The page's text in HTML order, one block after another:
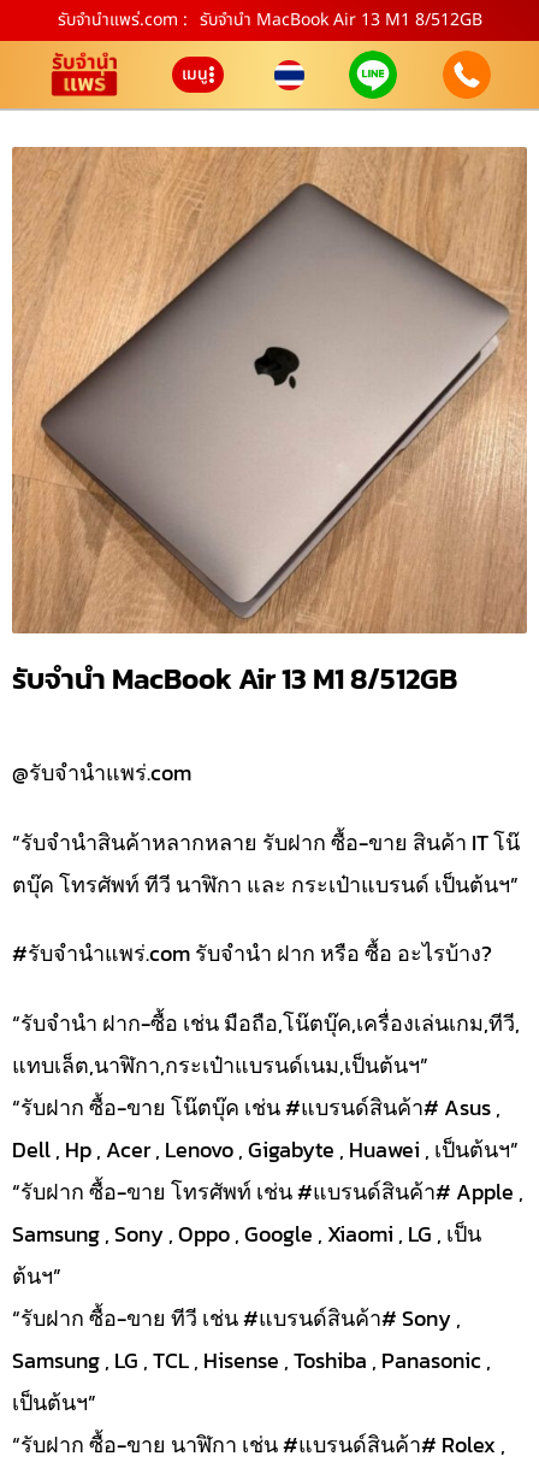
รับจํานําแพร่.com : รับจำนำ MacBook Air 13 M1 8/512GB
เมนู
รับจำนำ MacBook Air 13 M1 8/512GB
@รับจำนำแพร่.com
“รับจำนำสินค้าหลากหลาย รับฝาก ซื้อ-ขาย สินค้า IT โน๊
ตบุ๊ค โทรศัพท์ ทีวี นาฬิกา และ กระเป๋าแบรนด์ เป็นต้นฯ”
#รับจํานําแพร่.com รับจำนำ ฝาก หรือ ซื้อ อะไรบ้าง?
“รับจำนำ ฝาก-ซื้อ เช่น มือถือ,โน๊ตบุ๊ค,เครื่องเล่นเกม,ทีวี,
แทบเล็ต,นาฬิกา,กระเป๋าแบรนด์เนม,เป็นต้นฯ”
“รับฝาก ซื้อ-ขาย โน๊ตบุ๊ค เช่น #แบรนด์สินค้า# Asus ,
Dell , Hp , Acer , Lenovo , Gigabyte , Huawei , เป็นต้นฯ”
“รับฝาก ซื้อ-ขาย โทรศัพท์ เช่น #แบรนด์สินค้า# Apple ,
Samsung , Sony , Oppo , Google , Xiaomi , LG , เป็น
ต้นฯ”
“รับฝาก ซื้อ-ขาย ทีวี เช่น #แบรนด์สินค้า# Sony ,
Samsung , LG , TCL , Hisense , Toshiba , Panasonic ,
เป็นต้นฯ”
“รับฝาก ซื้อ-ขาย นาฬิกา เช่น #แบรนด์สินค้า# Rolex ,